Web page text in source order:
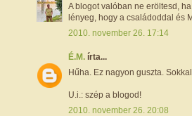
A blogot valóban ne eröltesd,
lényeg, hogy a családoddal és
2010. november 26. 17:14
É.M. írta...
Hűha. Ez nagyon guszta.
U.i.: szép a blogod!
2010. november 26. 20:08